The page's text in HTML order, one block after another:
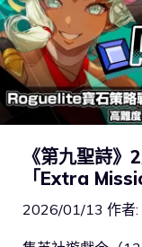
《第九聖詩
「Extra
2026/01/13 作者: